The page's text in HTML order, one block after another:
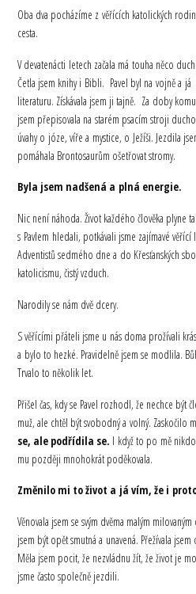
Oba dva pocházíme z věřících katolických
cesta.
V devatenácti letech začala má touha něco
Četla jsem knihy i Bibli. Pavel byl na vojně a
literaturu. Získávala jsem ji tajně. Za doby
jsem přepisovala na starém psacím stroji
úvahy o józe, víře a mystice, o Ježíši. Jezdila
pomáhala Brontosaurům ošetřovat stromy.
Byla jsem nadšená a plná energie.
Nic není náhoda. Život každého člověka plyne
s Pavlem hledali, potkávali jsme zajímavé
Adventistů sedmého dne a do Křesťanských
katolicismu, čistý vzduch.
Narodily se nám dvě dcery.
S věřícími přáteli jsme u nás doma prožívali
a bylo to hezké. Pravidelně jsem se modlila.
Trvalo to několik let.
Přišel čas, kdy se Pavel rozhodl, že nechce být
muž, ale chtěl být svobodný a volný. Zaskočilo
se, ale podřídila se. I když to po mě
mu později mnohokrát poděkovala.
Změnilo mi to život a já vím, že i
Věnovala jsem se svým dvěma malým
jsem být opět smutná a unavená. Přežívala
Měla jsem pocit, že nezvládnu žít, že život je
jsme často společně jezdili.